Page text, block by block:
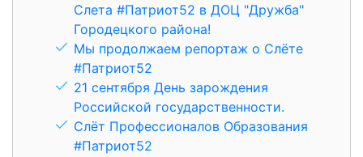
Слета #Патриот52 в ДОЦ "Дружба"
Городецкого района!
Мы продолжаем репортаж о Слёте
#Патриот52
21 сентября День зарождения
Российской государственности.
Слёт Профессионалов Образования
#Патриот52